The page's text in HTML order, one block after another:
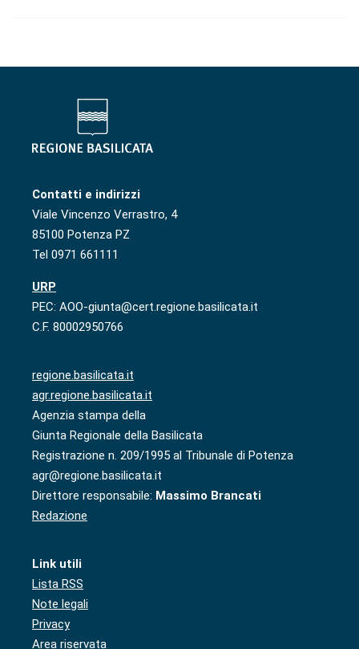
Contatti e indirizzi
Viale Vincenzo Verrastro, 4
85100 Potenza PZ
Tel 0971 661111
URP
PEC: AOO-giunta@cert.regione.basilicata.it
C.F. 80002950766
regione.basilicata.it
agr.regione.basilicata.it
Agenzia stampa della
Giunta Regionale della Basilicata
Registrazione n. 209/1995 al Tribunale di Potenza
agr@regione.basilicata.it
Direttore responsabile: Massimo Brancati
Redazione
Link utili
Lista RSS
Note legali
Privacy
Area riservata